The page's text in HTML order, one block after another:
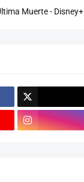
Muerte - Disney+